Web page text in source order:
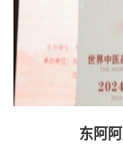
东阿